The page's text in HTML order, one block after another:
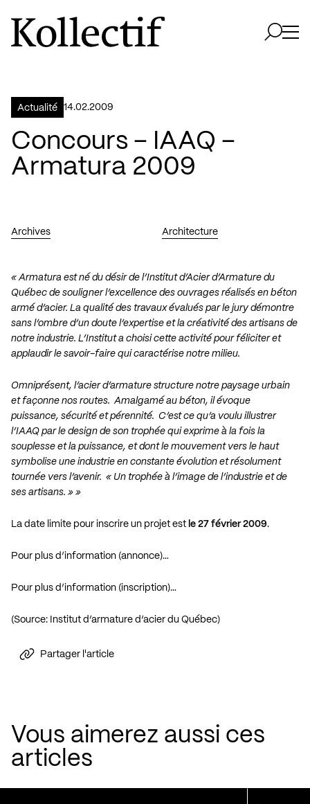
Aller à la page d'accueil
Logo Kollectif
Actualité 14.02.2009
Concours – IAAQ –
Armatura 2009
Archives Architecture
« Armatura est né du désir de l’Institut d’Acier d’Armature du
Québec de souligner l’excellence des ouvrages réalisés en béton
armé d’acier. La qualité des travaux évalués par le jury démontre
sans l’ombre d’un doute l’expertise et la créativité des artisans de
notre industrie. L’Institut a choisi cette activité pour féliciter et
applaudir le savoir-faire qui caractérise notre milieu.
Omniprésent, l’acier d’armature structure notre paysage urbain
et façonne nos routes. Amalgamé au béton, il évoque
puissance, sécurité et pérennité. C’est ce qu’a voulu illustrer
l’IAAQ par le design de son trophée qui exprime à la fois la
souplesse et la puissance, et dont le mouvement vers le haut
symbolise une industrie en constante évolution et résolument
tournée vers l’avenir. « Un trophée à l’image de l’industrie et de
ses artisans. » »
La date limite pour inscrire un projet est le 27 février 2009.
Pour plus d’information (annonce)…
Pour plus d’information (inscription)…
(Source: Institut d’armature d’acier du Québec)
Partager l'article
Vous aimerez aussi ces
articles